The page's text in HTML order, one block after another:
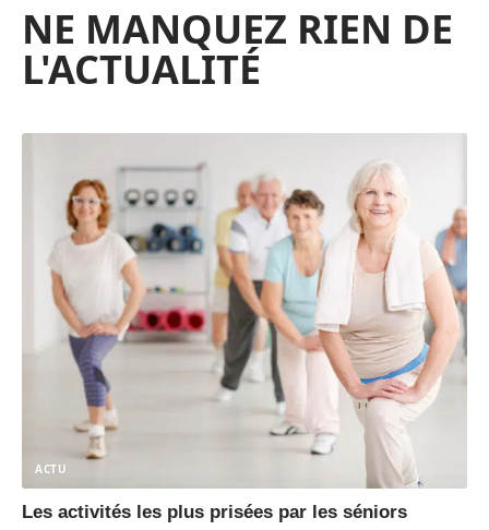
NE MANQUEZ RIEN DE
L'ACTUALITÉ
ACTU
Les activités les plus prisées par les séniors